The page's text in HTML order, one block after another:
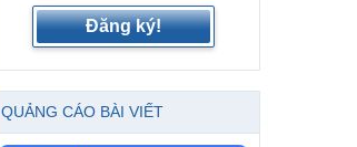
Đăng ký!
QUẢNG CÁO BÀI VIẾT